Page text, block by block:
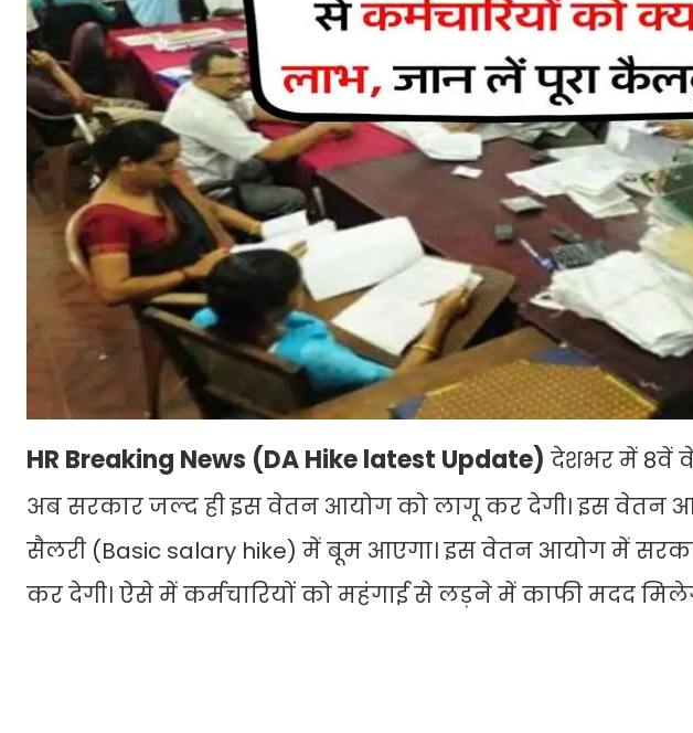
HR Breaking News (DA Hike latest Update) देशभर में 8वें
अब सरकार जल्द ही इस वेतन आयोग को लागू कर देगी। इस वेतन
सैलरी (Basic salary hike) में बूम आएगा। इस वेतन आयोग में
कर देगी। ऐसे में कर्मचारियों को महंगाई से लड़ने में काफी मदद